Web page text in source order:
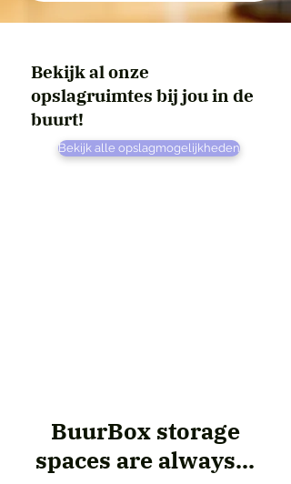
Bekijk al onze
opslagruimtes bij jou in de
buurt!
Bekijk alle opslagmogelijkheden
BuurBox storage
spaces are always...